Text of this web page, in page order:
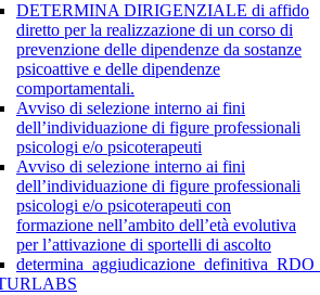
DETERMINA DIRIGENZIALE di affido
diretto per la realizzazione di un corso di
prevenzione delle dipendenze da sostanze
psicoattive e delle dipendenze
comportamentali.
Avviso di selezione interno ai fini
dell’individuazione di figure professionali
psicologi e/o psicoterapeuti
Avviso di selezione interno ai fini
dell’individuazione di figure professionali
psicologi e/o psicoterapeuti con
formazione nell’ambito dell’età evolutiva
per l’attivazione di sportelli di ascolto